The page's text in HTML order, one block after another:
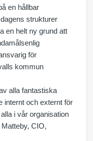
en hållbar
strukturer
en helt ny grund att
för
kommun
alla fantastiska
internt och externt för
i vår organisation
CIO,